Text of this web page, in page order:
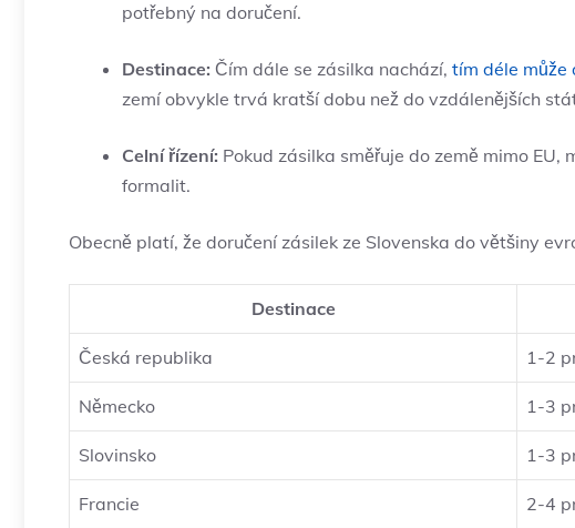
potřebný na doručení.
Destinace: Čím dále se zásilka nachází, tím déle
zemí obvykle trvá kratší dobu než do vzdálenějších
Celní řízení: Pokud zásilka směřuje do země mimo
formalit.
Obecně platí, že doručení zásilek ze Slovenska do většiny
Destinace
Česká republika 1-2
Německo 1-3
Slovinsko 1-3
Francie 2-4